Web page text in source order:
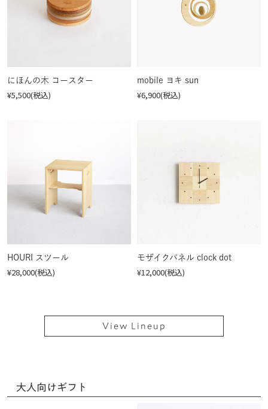
にほんの木 コースター
¥5,500(税込)
mobile ヨキ sun
¥6,900(税込)
HOURI スツール
¥28,000(税込)
モザイクパネル clock dot
¥12,000(税込)
View Lineup
大人向けギフト